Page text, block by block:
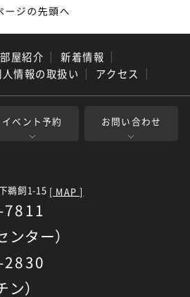
部屋紹介 ｜ 新着情報 ｜
情報の取扱い ｜ アクセス ｜
イベント予約 お問い合わせ
鵜飼1-15 [ MAP ]
7811
ンター）
2830
）